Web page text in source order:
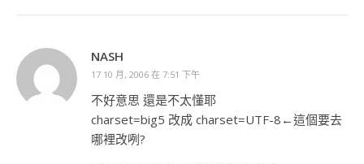
NASH
17 10 月, 2006 在 7:51 下午
不好意思 還是不太懂耶
charset=big5 改成 charset=UTF-8←這個要去
哪裡改咧?